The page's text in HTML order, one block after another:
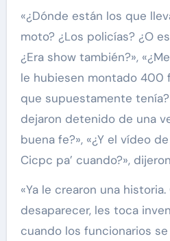
«¿Dónde están los que
moto? ¿Los policías? ¿O
¿Era show también?»,
le hubiesen montado 400
que supuestamente
dejaron detenido de una
buena fe?», «¿Y el vídeo
Cicpc pa’ cuando?»,
«Ya le crearon una
desaparecer, les toca
cuando los funcionarios